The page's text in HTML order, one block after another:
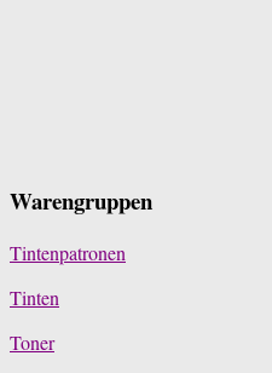
Warengruppen
Tintenpatronen
Tinten
Toner